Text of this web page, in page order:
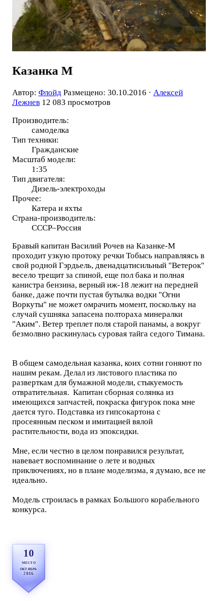
Казанка М
Автор: Флойд Размещено: 30.10.2016 · Алексей
Лежнев 12 083 просмотров
Производитель:
самоделка
Тип техники:
Гражданские
Масштаб модели:
1:35
Тип двигателя:
Дизель-электроходы
Прочее:
Катера и яхты
Страна-производитель:
СССР–Россия
Бравый капитан Василий Рочев на Казанке-М
проходит узкую протоку речки Тобысь направляясь в
свой родной Гэрдьель, двенадцатисильный "Ветерок"
весело трещит за спиной, еще пол бака и полная
канистра бензина, верный иж-18 лежит на передней
банке, даже почти пустая бутылка водки "Огни
Воркуты" не может омрачить момент, поскольку на
случай сушняка запасена полтораха минералки
"Аким". Ветер треплет поля старой панамы, а вокруг
безмолвно раскинулась суровая тайга седого Тимана.
В общем самодельная казанка, коих сотни гоняют по
нашим рекам. Делал из листового пластика по
разверткам для бумажной модели, стыкуемость
отвратительная. Капитан сборная солянка из
имеющихся запчастей, покраска фигурок пока мне
дается туго. Подставка из гипсокартона с
просеянным песком и имитацией вялой
растительности, вода из эпоксидки.
Мне, если честно в целом понравился результат,
навевает воспоминание о лете и водных
приключениях, но в плане моделизма, я думаю, все не
идеально.
Модель строилась в рамках Большого корабельного
конкурса.
10
место
октябрь
2016